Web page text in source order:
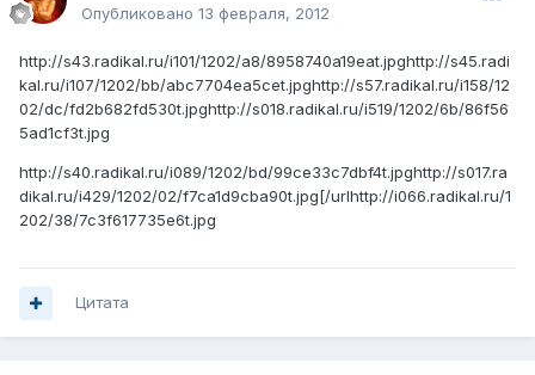
Опубликовано 13 февраля, 2012
http://s43.radikal.ru/i101/1202/a8/8958740a19eat.jpghttp://s45.radi
kal.ru/i107/1202/bb/abc7704ea5cet.jpghttp://s57.radikal.ru/i158/12
02/dc/fd2b682fd530t.jpghttp://s018.radikal.ru/i519/1202/6b/86f56
5ad1cf3t.jpg
http://s40.radikal.ru/i089/1202/bd/99ce33c7dbf4t.jpghttp://s017.ra
dikal.ru/i429/1202/02/f7ca1d9cba90t.jpg[/urlhttp://i066.radikal.ru/1
202/38/7c3f617735e6t.jpg
Цитата